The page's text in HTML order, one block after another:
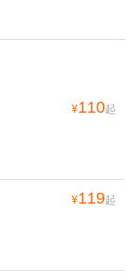
¥110起
¥119起